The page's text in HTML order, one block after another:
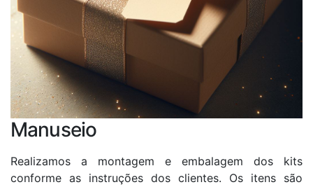
Manuseio
Realizamos a montagem e embalagem dos kits
conforme as instruções dos clientes. Os itens são